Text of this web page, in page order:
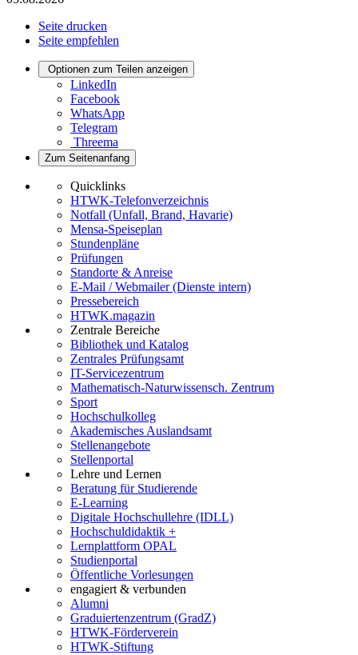
Seite drucken
Seite empfehlen
Optionen zum Teilen anzeigen
LinkedIn
Facebook
WhatsApp
Telegram
Threema
Zum Seitenanfang
Quicklinks
HTWK-Telefonverzeichnis
Notfall (Unfall, Brand, Havarie)
Mensa-Speiseplan
Stundenpläne
Prüfungen
Standorte & Anreise
E-Mail / Webmailer (Dienste intern)
Pressebereich
HTWK.magazin
Zentrale Bereiche
Bibliothek und Katalog
Zentrales Prüfungsamt
IT-Servicezentrum
Mathematisch-Naturwissensch. Zentrum
Sport
Hochschulkolleg
Akademisches Auslandsamt
Stellenangebote
Stellenportal
Lehre und Lernen
Beratung für Studierende
E-Learning
Digitale Hochschullehre (IDLL)
Hochschuldidaktik +
Lernplattform OPAL
Studienportal
Öffentliche Vorlesungen
engagiert & verbunden
Alumni
Graduiertenzentrum (GradZ)
HTWK-Förderverein
HTWK-Stiftung